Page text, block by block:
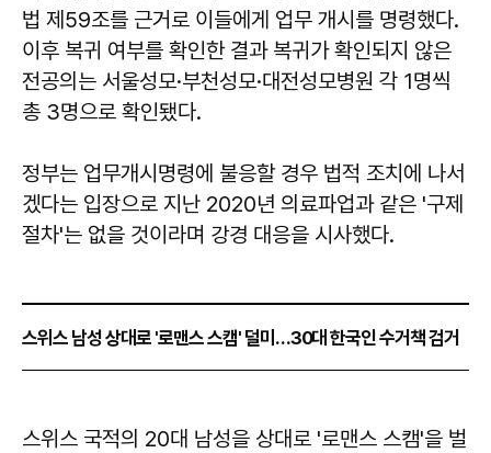
법 제59조를 근거로 이들에게 업무 개시를 명령했다.
이후 복귀 여부를 확인한 결과 복귀가 확인되지 않은
전공의는 서울성모·부천성모·대전성모병원 각 1명씩
총 3명으로 확인됐다.
정부는 업무개시명령에 불응할 경우 법적 조치에 나서
겠다는 입장으로 지난 2020년 의료파업과 같은 '구제
절차'는 없을 것이라며 강경 대응을 시사했다.
스위스 남성 상대로 '로맨스 스캠' 덜미…30대 한국인 수거책 검거
스위스 국적의 20대 남성을 상대로 '로맨스 스캠'을 벌